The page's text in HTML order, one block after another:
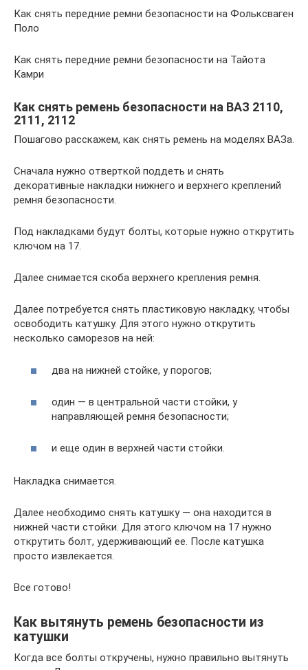
Как снять передние ремни безопасности на Фольксваген
Поло
Как снять передние ремни безопасности на Тайота
Камри
Как снять ремень безопасности на ВАЗ 2110,
2111, 2112
Пошагово расскажем, как снять ремень на моделях ВАЗа.
Сначала нужно отверткой поддеть и снять
декоративные накладки нижнего и верхнего креплений
ремня безопасности.
Под накладками будут болты, которые нужно открутить
ключом на 17.
Далее снимается скоба верхнего крепления ремня.
Далее потребуется снять пластиковую накладку, чтобы
освободить катушку. Для этого нужно открутить
несколько саморезов на ней:
два на нижней стойке, у порогов;
один — в центральной части стойки, у
направляющей ремня безопасности;
и еще один в верхней части стойки.
Накладка снимается.
Далее необходимо снять катушку — она находится в
нижней части стойки. Для этого ключом на 17 нужно
открутить болт, удерживающий ее. После катушка
просто извлекается.
Все готово!
Как вытянуть ремень безопасности из
катушки
Когда все болты откручены, нужно правильно вытянуть